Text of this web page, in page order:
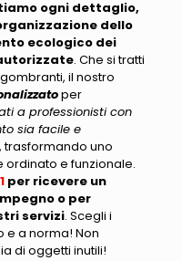
ogni dettaglio,
dello
ecologico dei
. Che si tratti
, il nostro
per
a professionisti con
sia facile e
trasformando uno
ordinato e funzionale.
per ricevere un
o per
servizi. Scegli i
e a norma! Non
di oggetti inutili!